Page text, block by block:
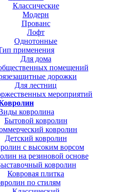
Классические
Модерн
Прованс
Лофт
Однотонные
применения
Для дома
помещений
дорожки
Для лестниц
мероприятий
ковролина
Бытовой ковролин
ковролин
Детский ковролин
с высоким ворсом
на резиновой основе
ковролин
Ковровая плитка
по стилям